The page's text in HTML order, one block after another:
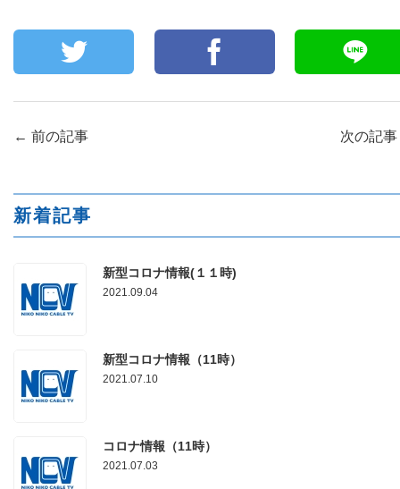
← 前の記事 次の記事
新着記事
新型コロナ情報(１１時)
2021.09.04
新型コロナ情報（11時）
2021.07.10
コロナ情報（11時）
2021.07.03